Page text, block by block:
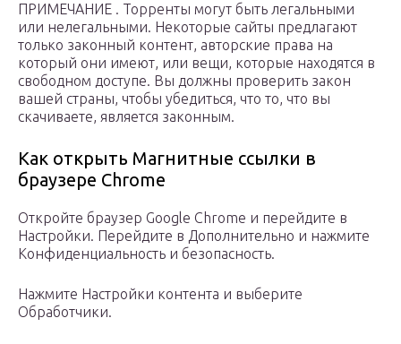
ПРИМЕЧАНИЕ . Торренты могут быть легальными
или нелегальными. Некоторые сайты предлагают
только законный контент, авторские права на
который они имеют, или вещи, которые находятся в
свободном доступе. Вы должны проверить закон
вашей страны, чтобы убедиться, что то, что вы
скачиваете, является законным.
Как открыть Магнитные ссылки в
браузере Chrome
Откройте браузер Google Chrome и перейдите в
Настройки. Перейдите в Дополнительно и нажмите
Конфиденциальность и безопасность.
Нажмите Настройки контента и выберите
Обработчики.